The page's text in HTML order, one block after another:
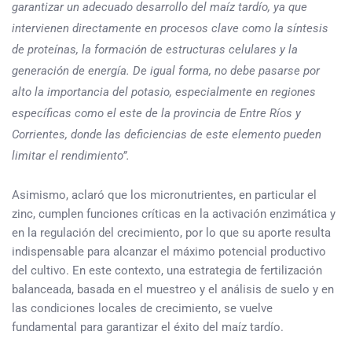
garantizar un adecuado desarrollo del maíz tardío, ya que
intervienen directamente en procesos clave como la síntesis
de proteínas, la formación de estructuras celulares y la
generación de energía. De igual forma, no debe pasarse por
alto la importancia del potasio, especialmente en regiones
específicas como el este de la provincia de Entre Ríos y
Corrientes, donde las deficiencias de este elemento pueden
limitar el rendimiento”.
Asimismo, aclaró que los micronutrientes, en particular el
zinc, cumplen funciones críticas en la activación enzimática y
en la regulación del crecimiento, por lo que su aporte resulta
indispensable para alcanzar el máximo potencial productivo
del cultivo. En este contexto, una estrategia de fertilización
balanceada, basada en el muestreo y el análisis de suelo y en
las condiciones locales de crecimiento, se vuelve
fundamental para garantizar el éxito del maíz tardío.